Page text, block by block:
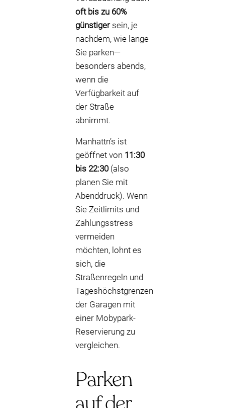
oft bis zu 60%
günstigersein, je
nachdem, wie lange
Sie parken—
besonders abends,
wenn die
Verfügbarkeit auf
der Straße
abnimmt.
Manhattn’s ist
geöffnet von 11:30
bis 22:30(also
planen Sie mit
Abenddruck). Wenn
Sie Zeitlimits und
Zahlungsstress
vermeiden
möchten, lohnt es
sich, die
Straßenregeln und
Tageshöchstgrenzen
der Garagen mit
einer Mobypark-
Reservierung zu
vergleichen.
Parken